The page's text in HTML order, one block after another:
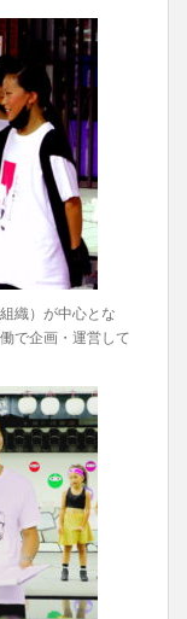
織）が中心とな
で企画・運営して